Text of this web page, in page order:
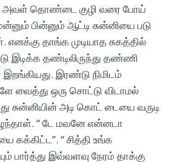
அவள் தொண்டை குழி வரை போய்
பின்னும் ஆட்டி சுன்னியை படு
எனக்கு தாங்க முடியாத சுகத்தில்
இடிக்க தண்டிலிருந்து தண்ணி
இரண்டு நிமிடம்
வைத்து ஒரு சொட்டு விடாமல்
சுன்னியின் அடி கொட் டையை வருடி
“ டே மவனே என்னடா
“ சித்தி உங்க
பார்த்து இவ்வளவு நேரம் தாக்கு